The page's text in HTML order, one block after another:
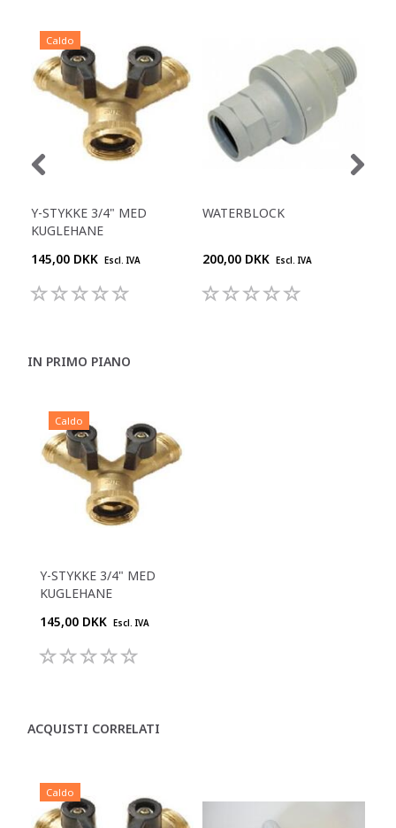
Caldo
Y-STYKKE 3/4" MED
KUGLEHANE
145,00 DKK Escl. IVA
WATERBLOCK
200,00 DKK Escl. IVA
IN PRIMO PIANO
Caldo
Y-STYKKE 3/4" MED
KUGLEHANE
145,00 DKK Escl. IVA
ACQUISTI CORRELATI
Caldo